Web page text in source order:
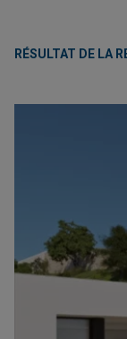
RÉSULTAT DE LA